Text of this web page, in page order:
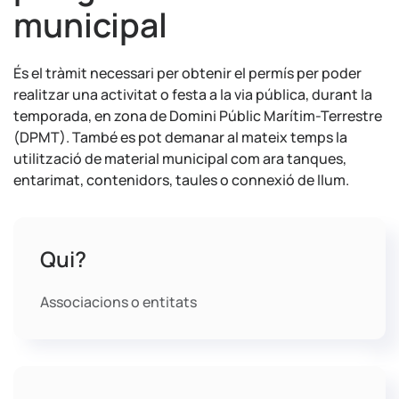
municipal
És el tràmit necessari per obtenir el permís per poder
realitzar una activitat o festa a la via pública, durant la
temporada, en zona de Domini Públic Marítim-Terrestre
(DPMT). També es pot demanar al mateix temps la
utilització de material municipal com ara tanques,
entarimat, contenidors, taules o connexió de llum.
Qui?
Associacions o entitats